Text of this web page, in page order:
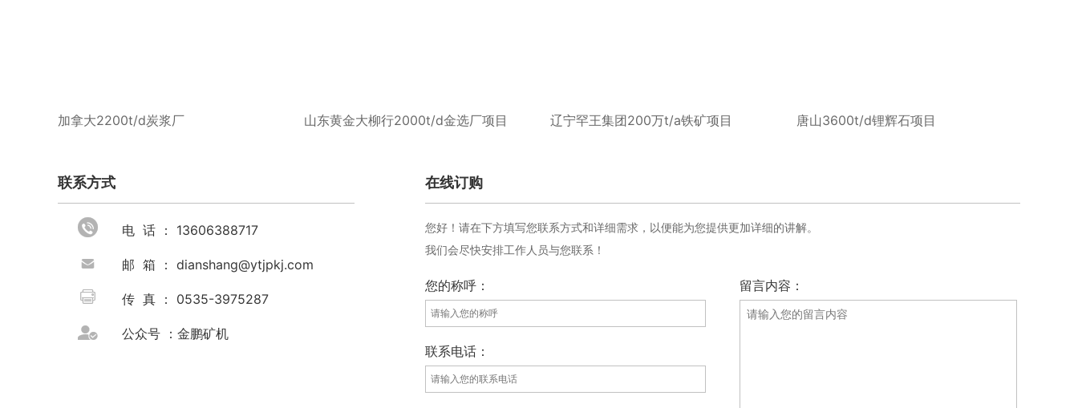
加拿大2200t/d炭浆厂 山东黄金大柳行2000t/d金选厂项目 辽宁罕王集团200万t/a铁矿项目 唐山3600t/d锂辉石项目
联系方式
 电 话 ： 13606388717
 邮 箱 ： dianshang@ytjpkj.com
 传 真 ： 0535-3975287
 公众号 ：金鹏矿机
在线订购
您好！请在下方填写您联系方式和详细需求，以便能为您提供更加详细的讲解。
我们会尽快安排工作人员与您联系！
您的称呼：
联系电话：
留言内容：